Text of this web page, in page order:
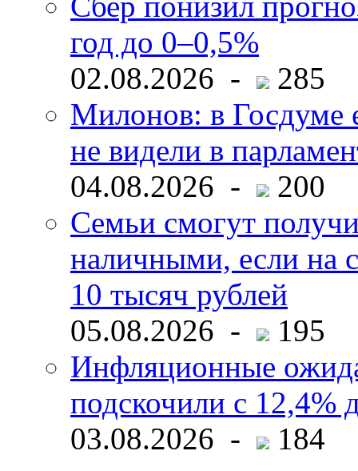
год до 0–0,5%
02.08.2026 -
285
Милонов: в Госдуме
не видели в
04.08.2026 -
200
Семьи смогут
наличными, если на
10 тысяч рублей
05.08.2026 -
195
Инфляционные
подскочили с 12,4%
03.08.2026 -
184